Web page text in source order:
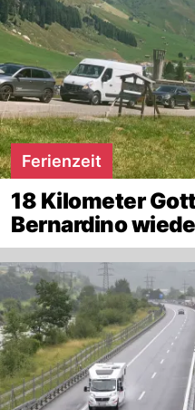
Ferienzeit
18 Kilometer
Bernardino